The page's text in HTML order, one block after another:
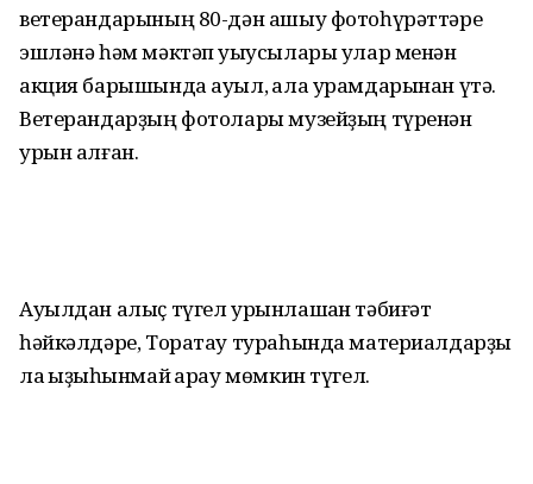
ветерандарының 80-дән ашыу фотоһүрәттәре
эшләнә һәм мәктәп уҡыусылары улар менән
акция барышында ауыл, ҡала урамдарынан үтә.
Ветерандарҙың фотолары музейҙың түренән
урын алған.
Ауылдан алыҫ түгел урынлашҡан тәбиғәт
һәйкәлдәре, Торатау тураһында материалдарҙы
ла ҡыҙыҡһынмай ҡарау мөмкин түгел.